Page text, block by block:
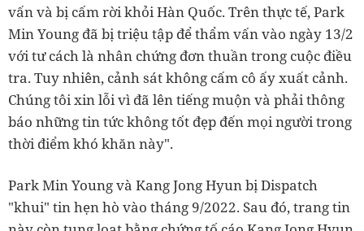
vấn và bị cấm rời khỏi Hàn Quốc. Trên thực tế, Park
Min Young đã bị triệu tập để thẩm vấn vào ngày 13/2
với tư cách là nhân chứng đơn thuần trong cuộc điều
tra. Tuy nhiên, cảnh sát không cấm cô ấy xuất cảnh.
Chúng tôi xin lỗi vì đã lên tiếng muộn và phải thông
báo những tin tức không tốt đẹp đến mọi người trong
thời điểm khó khăn này".
Park Min Young và Kang Jong Hyun bị Dispatch
"khui" tin hẹn hò vào tháng 9/2022. Sau đó, trang tin